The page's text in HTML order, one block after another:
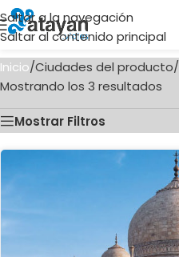
Saltar a la navegación
Saltar al contenido principal
Inicio/Ciudades del producto/
Mostrando los 3 resultados
Mostrar Filtros